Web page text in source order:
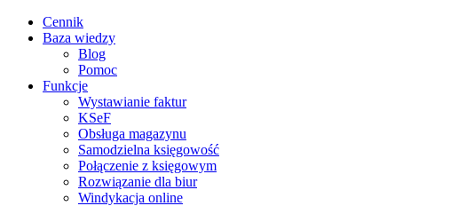
Cennik
Baza wiedzy
Blog
Pomoc
Funkcje
Wystawianie faktur
KSeF
Obsługa magazynu
Samodzielna księgowość
Połączenie z księgowym
Rozwiązanie dla biur
Windykacja online